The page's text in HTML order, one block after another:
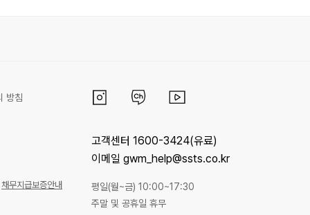
방침
채무지급보증안내
고객센터 1600-3424(유료)
이메일 gwm_help@ssts.co.kr
평일(월~금) 10:00~17:30
주말 및 공휴일 휴무